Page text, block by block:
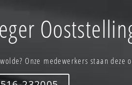
Onze medewerkers staan deze